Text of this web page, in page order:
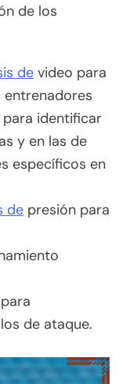
de los
de video para
entrenadores
identificar
y en las de
específicos en
de presión para
de ataque.